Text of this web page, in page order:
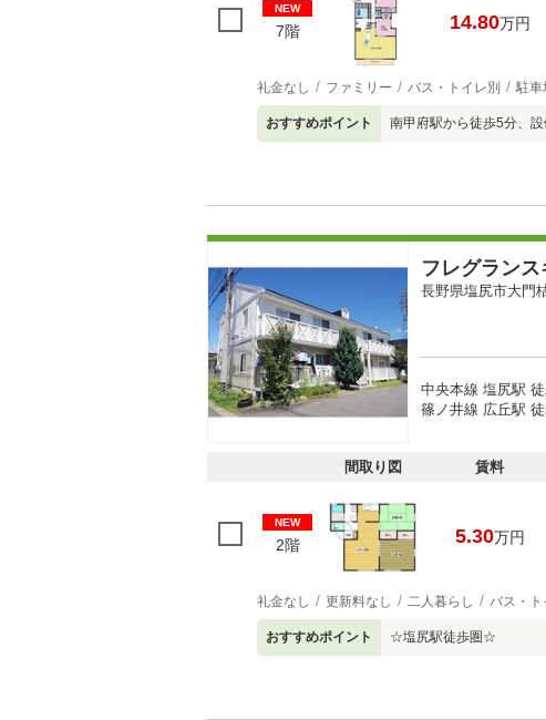
NEW
7階 14.80万円
礼金なし ファミリー バス・トイレ別 駐車
おすすめポイント 南甲府駅から徒歩5分、設
フレグラン
長野県塩尻市大門
中央本線 塩尻駅
篠ノ井線 広丘駅
間取り図 賃料
NEW
2階 5.30万円
礼金なし 更新料なし 二人暮らし バス・ト
おすすめポイント ☆塩尻駅徒歩圏☆